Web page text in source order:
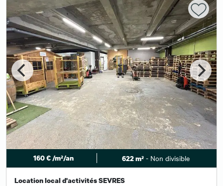
160 € /m²/an 622 m² - Non divisible
Location local d'activités SEVRES